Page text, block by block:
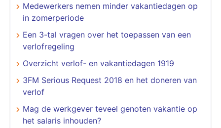
Medewerkers nemen minder vakantiedagen op
in zomerperiode
Een 3-tal vragen over het toepassen van een
verlofregeling
Overzicht verlof- en vakantiedagen 1919
3FM Serious Request 2018 en het doneren van
verlof
Mag de werkgever teveel genoten vakantie op
het salaris inhouden?